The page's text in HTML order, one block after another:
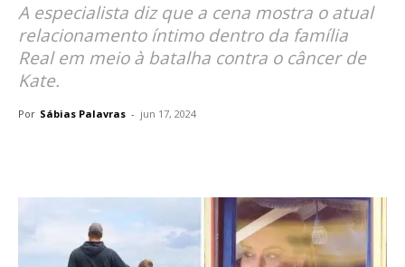
A especialista diz que a cena mostra o atual
relacionamento íntimo dentro da família
Real em meio à batalha contra o câncer de
Kate.
Por Sábias Palavras - jun 17, 2024